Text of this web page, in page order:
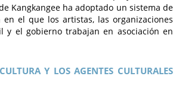
Kangkangee ha adoptado un sistema de
en el que los artistas, las organizaciones
y el gobierno trabajan en asociación en
Y LOS AGENTES CULTURALES